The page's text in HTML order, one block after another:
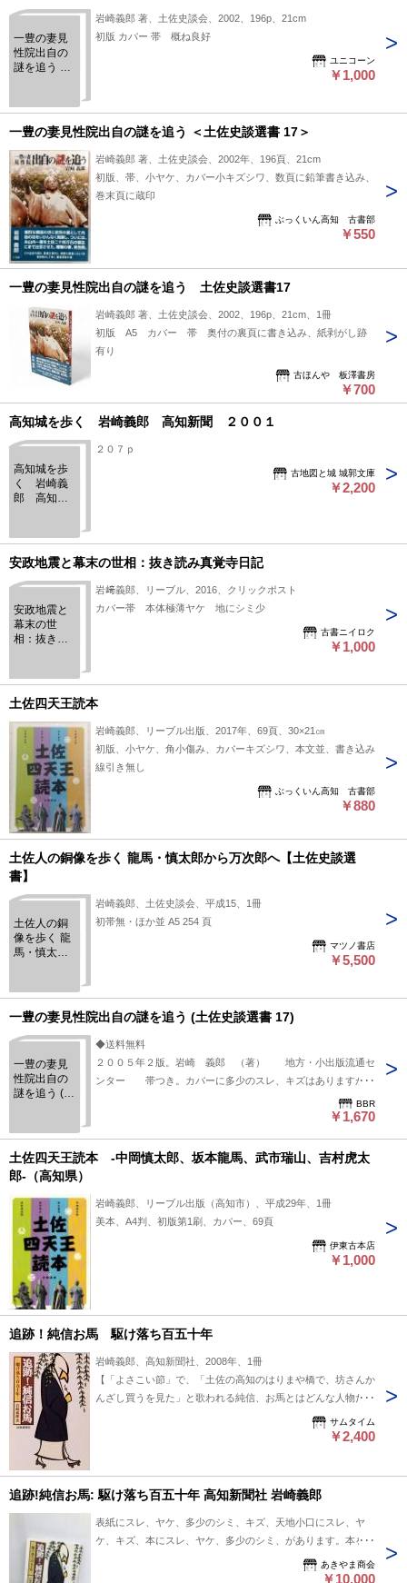
一豊の妻見
性院出自の
謎を追う ＜
岩崎義郎 著、土佐史談会、2002、196p、21cm
初版 カバー 帯 概ね良好
ユニコーン
￥1,000
一豊の妻見性院出自の謎を追う ＜土佐史談選書 17＞
岩崎義郎 著、土佐史談会、2002年、196頁、21cm
初版、帯、小ヤケ、カバー小キズシワ、数頁に鉛筆書き込み、
巻末頁に蔵印
ぶっくいん高知 古書部
￥550
一豊の妻見性院出自の謎を追う 土佐史談選書17
岩崎義郎 著、土佐史談会、2002、196p、21cm、1冊
初版 A5 カバー 帯 奥付の裏頁に書き込み、紙剥がし跡
有り
古ほんや 板澤書房
￥700
高知城を歩く 岩崎義郎 高知新聞 ２００１
高知城を歩
く 岩崎義
郎 高知新
２０７ｐ
古地図と城 城郭文庫
￥2,200
安政地震と幕末の世相：抜き読み真覚寺日記
安政地震と
幕末の世
相：抜き読
岩﨑義郎、リーブル、2016、クリックポスト
カバー帯 本体極薄ヤケ 地にシミ少
古書ニイロク
￥1,000
土佐四天王読本
岩崎義郎、リーブル出版、2017年、69頁、30×21㎝
初版、小ヤケ、角小傷み、カバーキズシワ、本文並、書き込み
線引き無し
ぶっくいん高知 古書部
￥880
土佐人の銅像を歩く 龍馬・慎太郎から万次郎へ【土佐史談選
書】
土佐人の銅
像を歩く 龍
馬・慎太郎
談選書】
岩崎義郎、土佐史談会、平成15、1冊
初帯無・ほか並 A5 254 頁
マツノ書店
￥5,500
一豊の妻見性院出自の謎を追う (土佐史談選書 17)
一豊の妻見
性院出自の
謎を追う (土
◆送料無料
２００５年２版。岩崎 義郎 （著） 地方・小出版流通セ
ンター 帯つき。カバーに多少のスレ、キズはありますが、
BBR
￥1,670
土佐四天王読本 -中岡慎太郎、坂本龍馬、武市瑞山、吉村虎太
郎-（高知県）
岩崎義郎、リーブル出版（高知市）、平成29年、1冊
美本、A4判、初版第1刷、カバー、69頁
伊東古本店
￥1,000
追跡！純信お馬 駆け落ち百五十年
岩崎義郎、高知新聞社、2008年、1冊
【「よさこい節」で、「土佐の高知のはりまや橋で、坊さんか
んざし買うを見た」と歌われる純信、お馬とはどんな人物だっ
たのか。ロマンスのなれ初めから二人の足跡を辿り、数々の伝
説に彩られた駆け落ち事件の真相を探る。】第2刷、四六判、
サムタイム
￥2,400
追跡!純信お馬: 駆け落ち百五十年 高知新聞社 岩崎義郎
表紙にスレ、ヤケ、多少のシミ、キズ、天地小口にスレ、ヤ
ケ、キズ、本にスレ、ヤケ、多少のシミ、があります。本を読
むことに支障はございません。※注意事項※■毎商品チェック
後出品しておりますが、中古品ということもあり、多少の書き
あきやま商会
￥10,000